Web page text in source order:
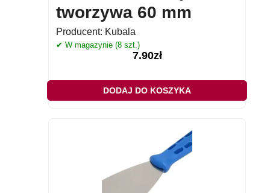
tworzywa 60 mm
Producent: Kubala
✔ W magazynie (8 szt.)
7.90zł
DODAJ DO KOSZYKA